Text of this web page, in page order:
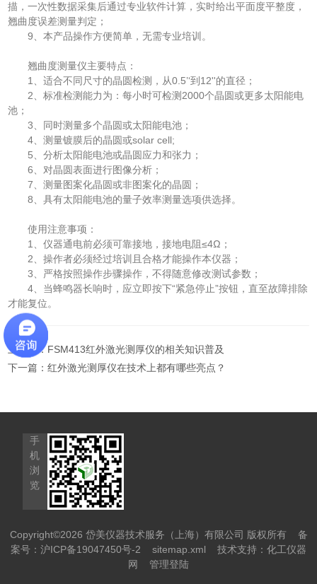
描，一次性数据采集后通过专业软件计算，实时给出平面度平整度，
翘曲度误差测量判定；
9、本产品操作方便简单，无需专业培训。
翘曲度测量仪主要特点：
1、适合不同尺寸的晶圆检测，从0.5’‘到12''的直径；
2、标准检测能力为：每小时可检测2000个晶圆或更多太阳能电
池；
3、同时测量多个晶圆或太阳能电池；
4、测量镀膜后的晶圆或solar cell;
5、分析太阳能电池或晶圆应力和张力；
6、对晶圆表面进行图像分析；
7、测量图案化晶圆或非图案化的晶圆；
8、具有太阳能电池的量子效率测量选项供选择。
使用注意事项：
1、仪器通电前必须可靠接地，接地电阻≤4Ω；
2、操作者必须经过培训且合格才能操作本仪器；
3、严格按照操作步骤操作，不得随意修改测试参数；
4、当蜂鸣器长响时，应立即按下“紧急停止”按钮，直至故障排除
才能复位。
上一篇：FSM413红外激光测厚仪的相关知识普及
下一篇：红外激光测厚仪在技术上都有哪些亮点？
手
机
浏
览
Copyright©2026 岱美仪器技术服务（上海）有限公司 版权所有 备
案号：沪ICP备19047450号-2
sitemap.xml 技术支持： 化工仪器
网
管理登陆